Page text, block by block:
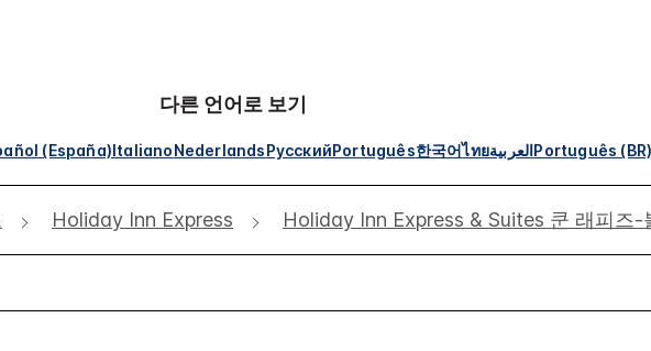
다른 언어로 보기
(España)ItalianoNederlandsРусскийPortuguês한국어ไทยالعربيةPortuguês (BR)
Holiday Inn Express Holiday Inn Express & Suites 쿤 래피즈-